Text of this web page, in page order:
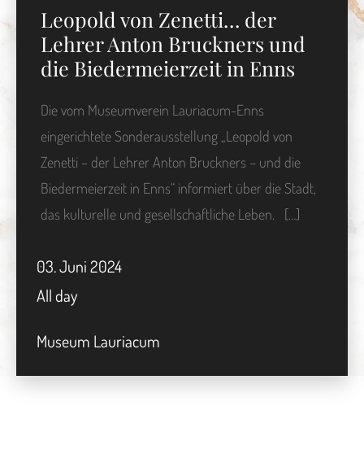
Leopold von Zenetti… der
Lehrer Anton Bruckners und
die Biedermeierzeit in Enns
Die vom Museumverein Lauriacum-Enns
eingerichtete Sonderausstellung „Leopold von
Zenetti – der Lehrer Anton Bruckners – und die
Biedermeierzeit in Enns“ informiert über die Stadt,
das kulturelle und gesellschaftliche Leben. […]
03.Juni2024
All day
Museum Lauriacum